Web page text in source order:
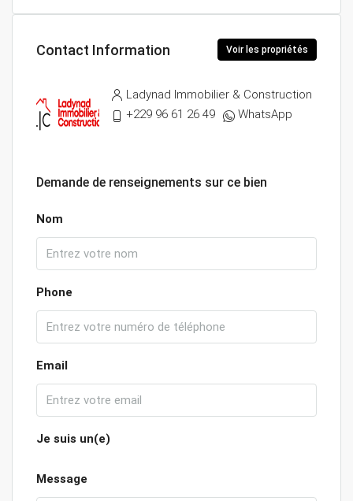
Contact Information Voir les propriétés
Ladynad Immobilier & Construction
+229 96 61 26 49
WhatsApp
Demande de renseignements sur ce bien
Nom
Phone
Email
Je suis un(e)
Message